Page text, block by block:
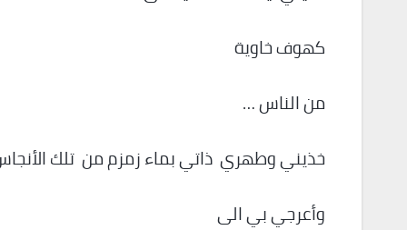
كهوف خاوية
من الناس …
خذيني وطهري ذاتي بماء زمزم من تلك
وأعرجي بي الى